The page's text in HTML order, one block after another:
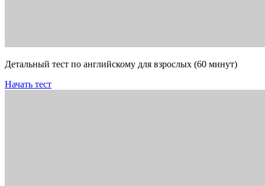
Детальный тест по английскому для взрослых (60 минут)
Начать тест